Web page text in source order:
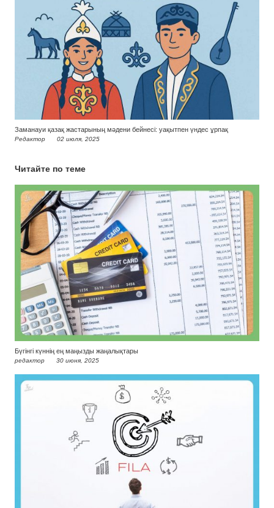
Заманауи қазақ жастарының мәдени бейнесі: уақытпен үндес ұрпақ
Редактор 02 июля, 2025
Читайте по теме
Бүгінгі күннің ең маңызды жаңалықтары
редактор 30 июня, 2025